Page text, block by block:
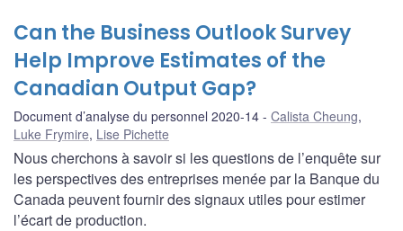
Can the Business Outlook Survey
Help Improve Estimates of the
Canadian Output Gap?
Document d’analyse du personnel 2020-14 Calista Cheung,
Luke Frymire, Lise Pichette
Nous cherchons à savoir si les questions de l’enquête sur
les perspectives des entreprises menée par la Banque du
Canada peuvent fournir des signaux utiles pour estimer
l’écart de production.